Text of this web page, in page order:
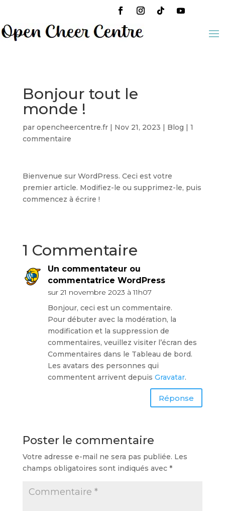
Bonjour tout le
monde !
par opencheercentre.fr| Nov 21, 2023 | Blog | 1
commentaire
Bienvenue sur WordPress. Ceci est votre
premier article. Modifiez-le ou supprimez-le, puis
commencez à écrire !
1 Commentaire
Un commentateur ou
commentatrice WordPress
sur 21 novembre 2023 à 11h07
Bonjour, ceci est un commentaire.
Pour débuter avec la modération, la
modification et la suppression de
commentaires, veuillez visiter l’écran des
Commentaires dans le Tableau de bord.
Les avatars des personnes qui
commentent arrivent depuis Gravatar.
Réponse
Poster le commentaire
Votre adresse e-mail ne sera pas publiée. Les
champs obligatoires sont indiqués avec *